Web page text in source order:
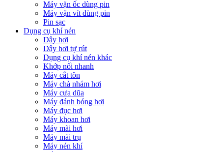
Máy vặn ốc dùng pin
Máy vặn vít dùng pin
Pin sạc
Dụng cụ khí nén
Dây hơi
Dây hơi tự rút
Dụng cụ khí nén khác
Khớp nối nhanh
Máy cắt tôn
Máy chà nhám hơi
Máy cưa dũa
Máy đánh bóng hơi
Máy đục hơi
Máy khoan hơi
Máy mài hơi
Máy mài trụ
Máy nén khí